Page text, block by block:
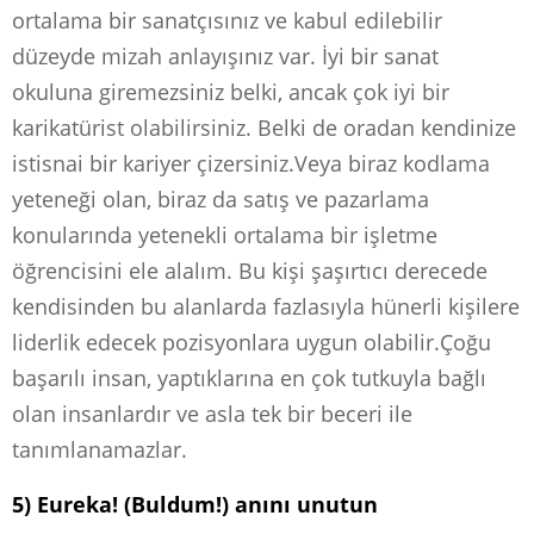
ortalama bir sanatçısınız ve kabul edilebilir
düzeyde mizah anlayışınız var. İyi bir sanat
okuluna giremezsiniz belki, ancak çok iyi bir
karikatürist olabilirsiniz. Belki de oradan kendinize
istisnai bir kariyer çizersiniz.Veya biraz kodlama
yeteneği olan, biraz da satış ve pazarlama
konularında yetenekli ortalama bir işletme
öğrencisini ele alalım. Bu kişi şaşırtıcı derecede
kendisinden bu alanlarda fazlasıyla hünerli kişilere
liderlik edecek pozisyonlara uygun olabilir.Çoğu
başarılı insan, yaptıklarına en çok tutkuyla bağlı
olan insanlardır ve asla tek bir beceri ile
tanımlanamazlar.
5) Eureka! (Buldum!) anını unutun